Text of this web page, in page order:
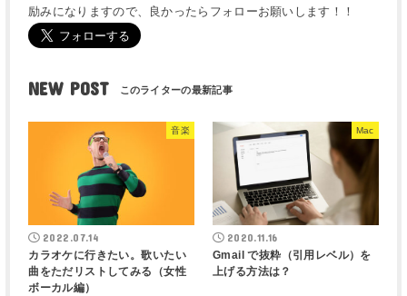
励みになりますので、良かったらフォローお願いします！！
NEW POST
音楽
2022.07.14
カラオケに行きたい。歌いたい
曲をただリストしてみる（女性
ボーカル編）
Mac
2020.11.16
Gmail で抜粋（引用レベル）を
上げる方法は？